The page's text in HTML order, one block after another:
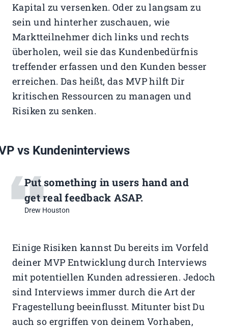
Kapital zu versenken. Oder zu langsam zu
sein und hinterher zuschauen, wie
Marktteilnehmer dich links und rechts
überholen, weil sie das Kundenbedürfnis
treffender erfassen und den Kunden besser
erreichen. Das heißt, das MVP hilft Dir
kritischen Ressourcen zu managen und
Risiken zu senken.
vs Kundeninterviews
Put something in users hand and
get real feedback ASAP.
Drew Houston
Einige Risiken kannst Du bereits im Vorfeld
deiner MVP Entwicklung durch Interviews
mit potentiellen Kunden adressieren. Jedoch
sind Interviews immer durch die Art der
Fragestellung beeinflusst. Mitunter bist Du
auch so ergriffen von deinem Vorhaben,